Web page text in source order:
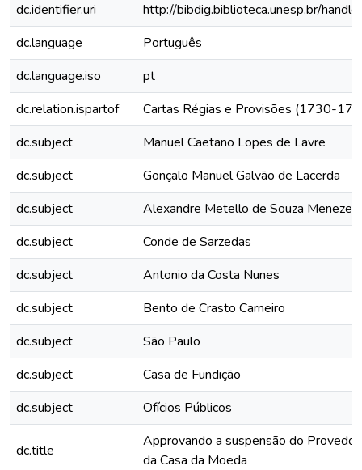
dc.identifier.uri
http://bibdig.biblioteca.unesp.br/
dc.language
Português
dc.language.iso
pt
dc.relation.ispartof
Cartas Régias e Provisões (1730-
dc.subject
Manuel Caetano Lopes de Lavre
dc.subject
Gonçalo Manuel Galvão de Lacerda
dc.subject
Alexandre Metello de Souza Menezes
dc.subject
Conde de Sarzedas
dc.subject
Antonio da Costa Nunes
dc.subject
Bento de Crasto Carneiro
dc.subject
São Paulo
dc.subject
Casa de Fundição
dc.subject
Ofícios Públicos
dc.title
Approvando a suspensão do
da Casa da Moeda